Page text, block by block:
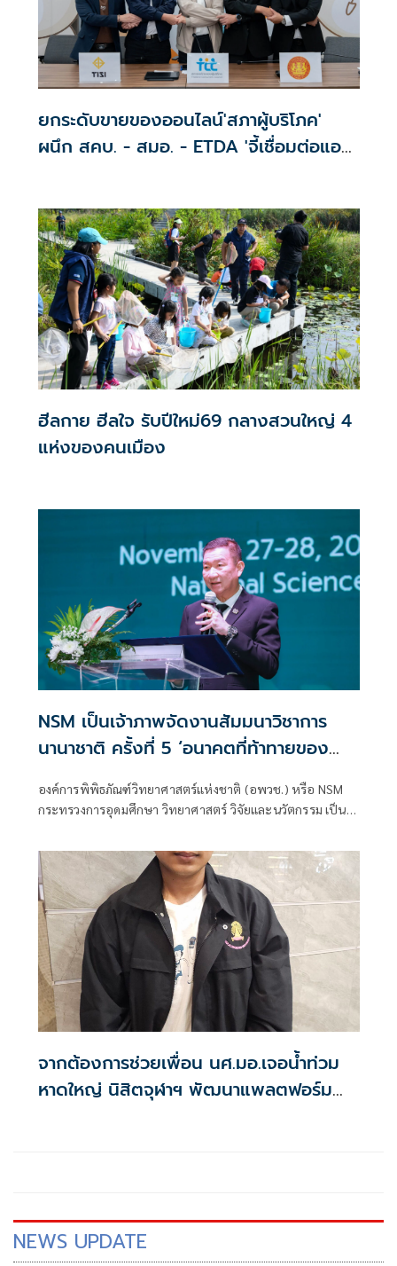
ยกระดับขายของออนไลน์'สภาผู้บริโภค'
ผนึก สคบ. - สมอ. - ETDA 'จี้เชื่อมต่อแอป
ฮีลกาย ฮีลใจ รับปีใหม่69 กลางสวนใหญ่ 4
แห่งของคนเมือง
NSM เป็นเจ้าภาพจัดงานสัมมนาวิชาการ
นานาชาติ ครั้งที่ 5 ‘อนาคตที่ท้าทายของ
นำเสนอผลงานวิจัยเชิงนวัตกรรม ทั้งความ
หลากหลายทางชีวภาพ ความท้าทายด้าน
สภาพภูมิอากาศ แนวทางการดำเนินงานของ
พิพิธภัณฑ์ พร้อมสร้างเครือข่ายความร่วม
มือ
องค์การพิพิธภัณฑ์วิทยาศาสตร์แห่งชาติ (อพวช.) หรือ NSM
กระทรวงการอุดมศึกษา วิทยาศาสตร์ วิจัยและนวัตกรรม เป็น
ท้าทายของความหลากหลายทางชีวภาพโลก เพื่อเปิดเวทีให้นัก
วิจัยระดับนานาชาติ และผู้ที่มีความสนใจด้านธรรมชาติวิทยาได้
แสดงความคิดเห็นและแลกเปลี่ยนองค์ความรู้ด้านความหลาก
หลายทางชีวภาพ
จากต้องการช่วยเพื่อน นศ.มอ.เจอน้ำท่วม
หาดใหญ่ นิสิตจุฬาฯ พัฒนาแพลตฟอร์ม
NEWS UPDATE